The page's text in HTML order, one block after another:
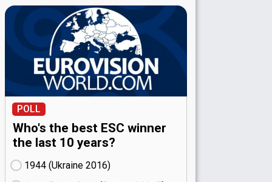
POLL
Who's the best ESC winner
the last 10 years?
1944 (Ukraine
16)